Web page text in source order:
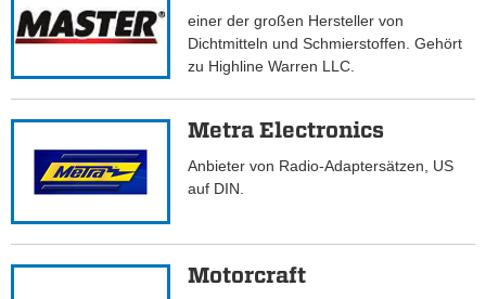
einer der großen Hersteller von
Dichtmitteln und Schmierstoffen. Gehört
zu Highline Warren LLC.
Metra Electronics
Anbieter von Radio-Adaptersätzen, US
auf DIN.
Motorcraft